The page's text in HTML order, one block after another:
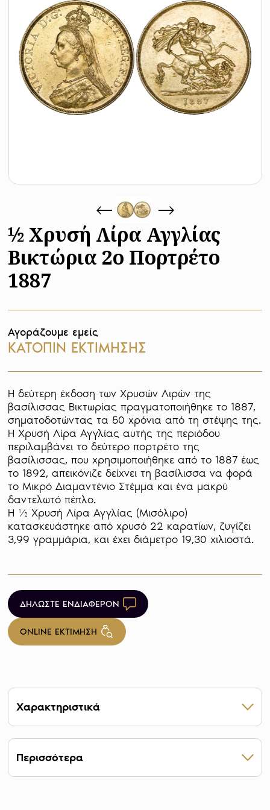
½ Χρυσή Λίρα Αγγλίας
Βικτώρια 2o Πορτρέτο
1887
Αγοράζουμε εμείς
ΚΑΤΟΠΙΝ ΕΚΤΙΜΗΣΗΣ
Η δεύτερη έκδοση των Χρυσών Λιρών της
βασίλισσας Βικτωρίας πραγματοποιήθηκε το 1887,
σηματοδοτώντας τα 50 χρόνια από τη στέψης της.
Η Χρυσή Λίρα Αγγλίας αυτής της περιόδου
περιλαμβάνει το δεύτερο πορτρέτο της
βασίλισσας, που χρησιμοποιήθηκε από το 1887 έως
το 1892, απεικόνιζε δείχνει τη βασίλισσα να φορά
το Μικρό Διαμαντένιο Στέμμα και ένα μακρύ
δαντελωτό πέπλο.
Η ½ Χρυσή Λίρα Αγγλίας (Μισόλιρο)
κατασκευάστηκε από χρυσό 22 καρατίων, ζυγίζει
3,99 γραμμάρια, και έχει διάμετρο 19,30 χιλιοστά.
ΔΗΛΩΣΤΕ ΕΝΔΙΑΦΕΡΟΝ
ONLINE ΕΚΤΙΜΗΣΗ
Χαρακτηριστικά
ΒΑΡΟΣ 3,99 g
ΚΑΘΑΡΟΤΗΤΑ 22 καράτια
ΕΤΟΣ ΚΥΚΛΟΦΟΡΙΑΣ 1887-1892
ΔΙΑΜΕΤΡΟΣ 19,30 mm
Περισσότερα